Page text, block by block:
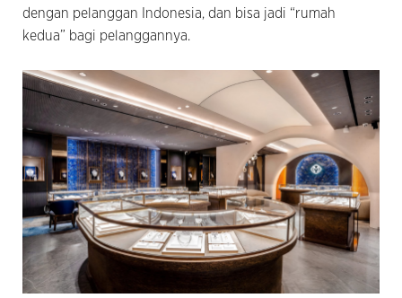
dengan pelanggan Indonesia, dan bisa jadi “rumah
kedua” bagi pelanggannya.